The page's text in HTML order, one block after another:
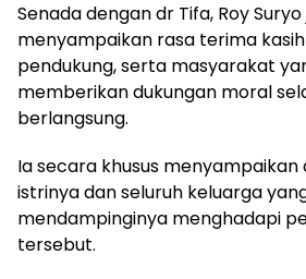
Senada dengan dr Tifa, Roy Suryo
menyampaikan rasa terima
pendukung, serta masyarakat
memberikan dukungan moral
berlangsung.
Ia secara khusus
istrinya dan seluruh keluarga
mendampinginya menghadapi
tersebut.